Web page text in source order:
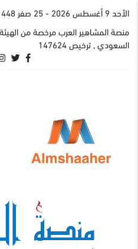
اﻷحد 9 أغسطس 2026
- 25 صفر 1448
منصة المشاهير العرب مرخصة من
السعودي , ترخيص 147624